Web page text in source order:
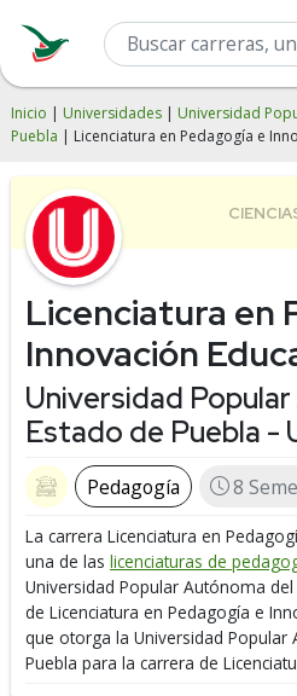
Inicio | Universidades | Universidad
Puebla | Licenciatura en Pedagogía e
Licenciatura en
Innovación
Universidad
Estado de Puebla -
Pedagogía 8
La carrera Licenciatura en
una de las licenciaturas de
Universidad Popular Autónoma del
de Licenciatura en Pedagogía e
que otorga la Universidad Popular
Puebla para la carrera de